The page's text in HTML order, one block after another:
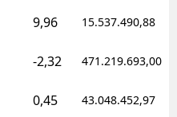
9,96 15.537.490,88
-2,32 471.219.693,00
0,45 43.048.452,97